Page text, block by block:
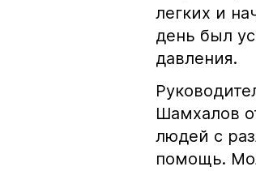
легких и
день был
давления.
Шамхалов
людей с
помощь.